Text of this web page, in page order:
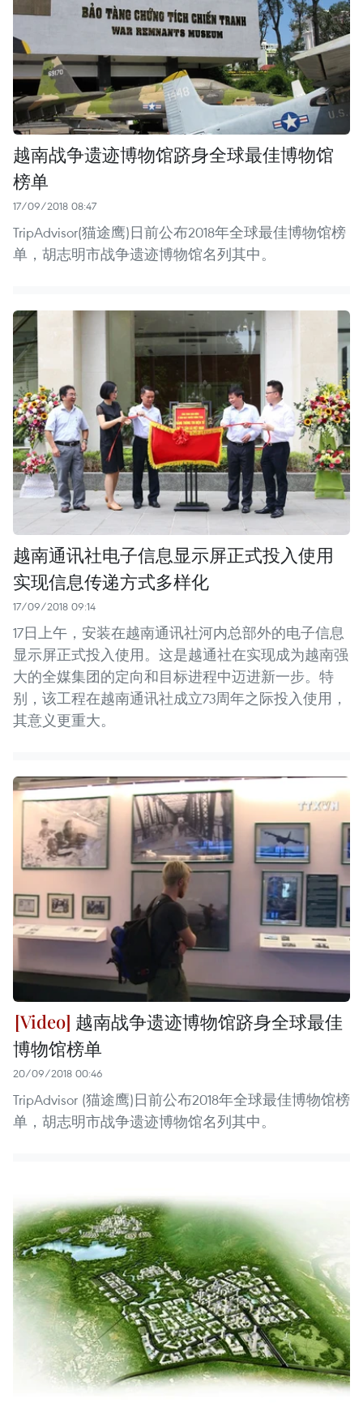
越南战争遗迹博物馆跻身全球最佳博物馆
榜单
17/09/2018 08:47
TripAdvisor(猫途鹰)日前公布2018年全球最佳博物馆榜
单，胡志明市战争遗迹博物馆名列其中。
越南通讯社电子信息显示屏正式投入使用
实现信息传递方式多样化
17/09/2018 09:14
17日上午，安装在越南通讯社河内总部外的电子信息
显示屏正式投入使用。这是越通社在实现成为越南强
大的全媒集团的定向和目标进程中迈进新一步。特
别，该工程在越南通讯社成立73周年之际投入使用，
其意义更重大。
越南战争遗迹博物馆跻身全球最佳
博物馆榜单
20/09/2018 00:46
TripAdvisor (猫途鹰)日前公布2018年全球最佳博物馆榜
单，胡志明市战争遗迹博物馆名列其中。